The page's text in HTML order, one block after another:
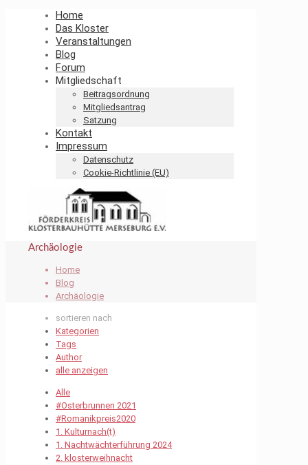
Home
Das Kloster
Veranstaltungen
Blog
Forum
Mitgliedschaft
Beitragsordnung
Mitgliedsantrag
Satzung
Kontakt
Impressum
Datenschutz
Cookie-Richtlinie (EU)
Archäologie
Home
Blog
Archäologie
sortieren nach
Kategorien
Tags
Author
alle anzeigen
Alle
#Osterbrunnen 2021
#Romanikpreis2020
1. Kulturnach(t)
1. Nachtwächterführung 2024
2. klosterweihnacht